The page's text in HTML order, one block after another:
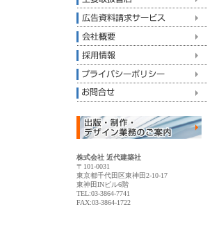
株式会社 近代建築社
〒101-0031
東京都千代田区東神田2-10-17
東神田INビル6階
TEL:03-3864-7741
FAX:03-3864-1722